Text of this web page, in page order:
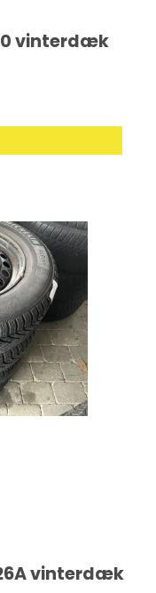
vinterdæk
vinterdæk